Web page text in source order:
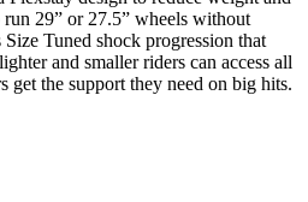
29” or 27.5” wheels without
Tuned shock progression that
and smaller riders can access all
get the support they need on big hits.